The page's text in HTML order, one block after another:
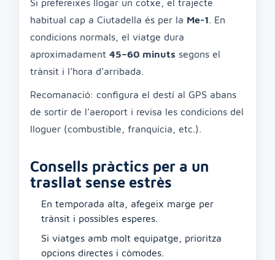
Si prefereixes llogar un cotxe, el trajecte
habitual cap a Ciutadella és per la Me-1 . En
condicions normals, el viatge dura
aproximadament 45–60 minuts segons el
trànsit i l’hora d’arribada.
Recomanació: configura el destí al GPS abans
de sortir de l’aeroport i revisa les condicions del
lloguer (combustible, franquícia, etc.).
Consells pràctics per a un
trasllat sense estrès
En temporada alta, afegeix marge per
trànsit i possibles esperes.
Si viatges amb molt equipatge, prioritza
opcions directes i còmodes.